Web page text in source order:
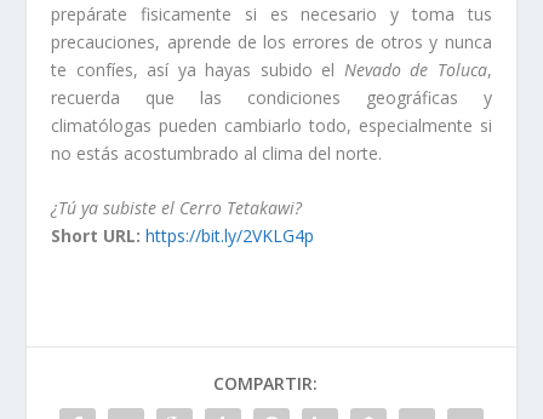
prepárate fisicamente si es necesario y toma tus
precauciones, aprende de los errores de otros y nunca
te confíes, así ya hayas subido el Nevado de Toluca,
recuerda que las condiciones geográficas y
climatólogas pueden cambiarlo todo, especialmente si
no estás acostumbrado al clima del norte.
¿Tú ya subiste el Cerro Tetakawi?
Short URL: https://bit.ly/2VKLG4p
COMPARTIR: